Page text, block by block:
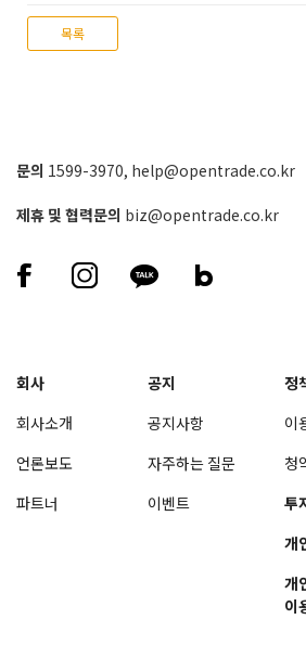
목록
문의 1599-3970, help@opentrade.co.kr
제휴 및 협력문의 biz@opentrade.co.kr
회사
회사소개
언론보도
파트너
공지
공지사항
자주하는 질문
이벤트
정
이
청
투
개
개
이